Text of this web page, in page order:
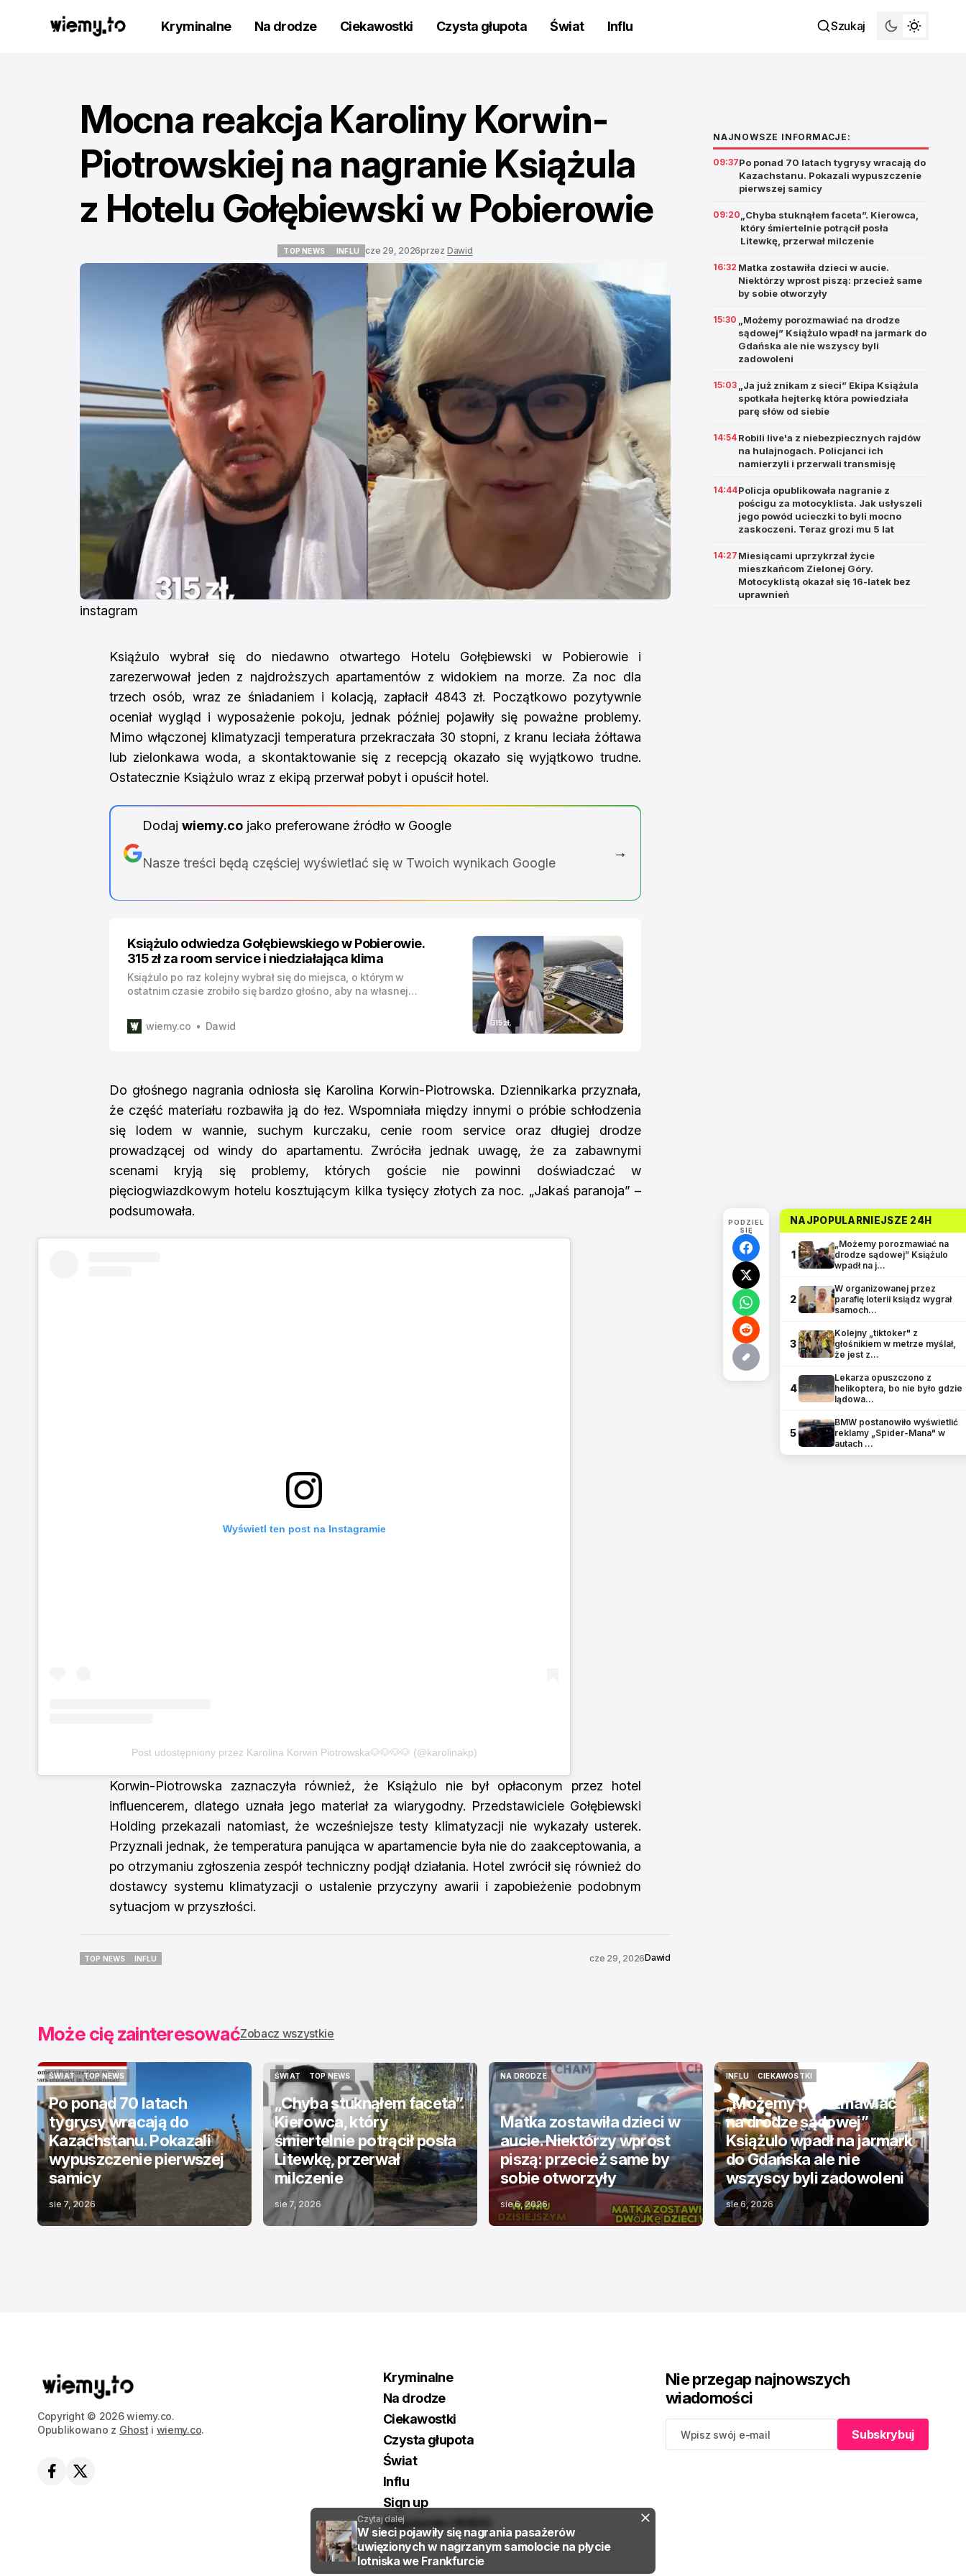
Kryminalne Na drodze Ciekawostki Czysta głupota Świat Influ Szukaj
Mocna reakcja Karoliny Korwin-
Piotrowskiej na nagranie Książula
z Hotelu Gołębiewski w Pobierowie
TOP NEWS INFLU cze 29, 2026przez Dawid
instagram
Książulo wybrał się do niedawno otwartego Hotelu Gołębiewski w Pobierowie i
zarezerwował jeden z najdroższych apartamentów z widokiem na morze. Za noc dla
trzech osób, wraz ze śniadaniem i kolacją, zapłacił 4843 zł. Początkowo pozytywnie
oceniał wygląd i wyposażenie pokoju, jednak później pojawiły się poważne problemy.
Mimo włączonej klimatyzacji temperatura przekraczała 30 stopni, z kranu leciała żółtawa
lub zielonkawa woda, a skontaktowanie się z recepcją okazało się wyjątkowo trudne.
Ostatecznie Książulo wraz z ekipą przerwał pobyt i opuścił hotel.
Dodaj wiemy.cojako preferowane źródło w Google
Nasze treści będą częściej wyświetlać się w Twoich wynikach Google
→
Książulo odwiedza Gołębiewskiego w Pobierowie.
315 zł za room service i niedziałająca klima
Książulo po raz kolejny wybrał się do miejsca, o którym w
ostatnim czasie zrobiło się bardzo głośno, aby na własnej
odwiedził nowo otwarty Hotel Gołębiewski w Pobierowie, gdzie
za apartament dla trzech osób zapłacił 4843 zł za jedną dobę.
wiemy.co Dawid
Do głośnego nagrania odniosła się Karolina Korwin-Piotrowska. Dziennikarka przyznała,
że część materiału rozbawiła ją do łez. Wspomniała między innymi o próbie schłodzenia
się lodem w wannie, suchym kurczaku, cenie room service oraz długiej drodze
prowadzącej od windy do apartamentu. Zwróciła jednak uwagę, że za zabawnymi
scenami kryją się problemy, których goście nie powinni doświadczać w
pięciogwiazdkowym hotelu kosztującym kilka tysięcy złotych za noc. „Jakaś paranoja” –
podsumowała.
Wyświetl ten post na Instagramie
Post udostępniony przez Karolina Korwin Piotrowska🐶🐶🐶🐶 (@karolinakp)
Korwin-Piotrowska zaznaczyła również, że Książulo nie był opłaconym przez hotel
influencerem, dlatego uznała jego materiał za wiarygodny. Przedstawiciele Gołębiewski
Holding przekazali natomiast, że wcześniejsze testy klimatyzacji nie wykazały usterek.
Przyznali jednak, że temperatura panująca w apartamencie była nie do zaakceptowania, a
po otrzymaniu zgłoszenia zespół techniczny podjął działania. Hotel zwrócił się również do
dostawcy systemu klimatyzacji o ustalenie przyczyny awarii i zapobieżenie podobnym
sytuacjom w przyszłości.
TOP NEWS
INFLU
cze 29, 2026Dawid
Czytaj dalej
W sieci pojawiły się nagrania pasażerów
uwięzionych w nagrzanym samolocie na płycie
lotniska we Frankfurcie
NAJNOWSZE INFORMACJE:
09:37Po ponad 70 latach tygrysy wracają do
Kazachstanu. Pokazali wypuszczenie
pierwszej samicy
09:20 „Chyba stuknąłem faceta”. Kierowca,
który śmiertelnie potrącił posła
Litewkę, przerwał milczenie
16:32 Matka zostawiła dzieci w aucie.
Niektórzy wprost piszą: przecież same
by sobie otworzyły
15:30
„Możemy porozmawiać na drodze
sądowej” Książulo wpadł na jarmark do
Gdańska ale nie wszyscy byli
zadowoleni
15:03
„Ja już znikam z sieci” Ekipa Książula
spotkała hejterkę która powiedziała
parę słów od siebie
14:54 Robili live'a z niebezpiecznych rajdów
na hulajnogach. Policjanci ich
namierzyli i przerwali transmisję
14:44Policja opublikowała nagranie z
pościgu za motocyklista. Jak usłyszeli
jego powód ucieczki to byli mocno
zaskoczeni. Teraz grozi mu 5 lat
14:27 Miesiącami uprzykrzał życie
mieszkańcom Zielonej Góry.
Motocyklistą okazał się 16-latek bez
uprawnień
Może cię zainteresowaćZobacz wszystkie
ŚWIAT
ŚWIAT
TOP NEWS
TOP NEWS
Po ponad 70 latach
tygrysy wracają do
Kazachstanu. Pokazali
wypuszczenie pierwszej
samicy
sie 7, 2026
ŚWIAT
ŚWIAT
TOP NEWS
TOP NEWS
„Chyba stuknąłem faceta”.
Kierowca, który
śmiertelnie potrącił posła
Litewkę, przerwał
milczenie
sie 7, 2026
NA DRODZE
NA DRODZE
Matka zostawiła dzieci w
aucie. Niektórzy wprost
piszą: przecież same by
sobie otworzyły
sie 6, 2026
INFLU
INFLU
CIEKAWOSTKI
CIEKAWOSTKI
„Możemy porozmawiać
na drodze sądowej”
Książulo wpadł na jarmark
do Gdańska ale nie
wszyscy byli zadowoleni
sie 6, 2026
Copyright © 2026 wiemy.co.
Opublikowano z Ghost i wiemy.co.
Kryminalne
Na drodze
Ciekawostki
Czysta głupota
Świat
Influ
Sign up
Regulamin i RODO
Nie przegap najnowszych
wiadomości
Subskrybuj
Subskrybuj
PODZIEL
SIĘ
NAJPOPULARNIEJSZE 24H
1
„Możemy porozmawiać na
drodze sądowej” Książulo
wpadł na j…
2
W organizowanej przez
parafię loterii ksiądz wygrał
samoch…
3
Kolejny „tiktoker" z
głośnikiem w metrze myślał,
że jest z…
4
Lekarza opuszczono z
helikoptera, bo nie było gdzie
lądowa…
5
BMW postanowiło wyświetlić
reklamy „Spider-Mana" w
autach …